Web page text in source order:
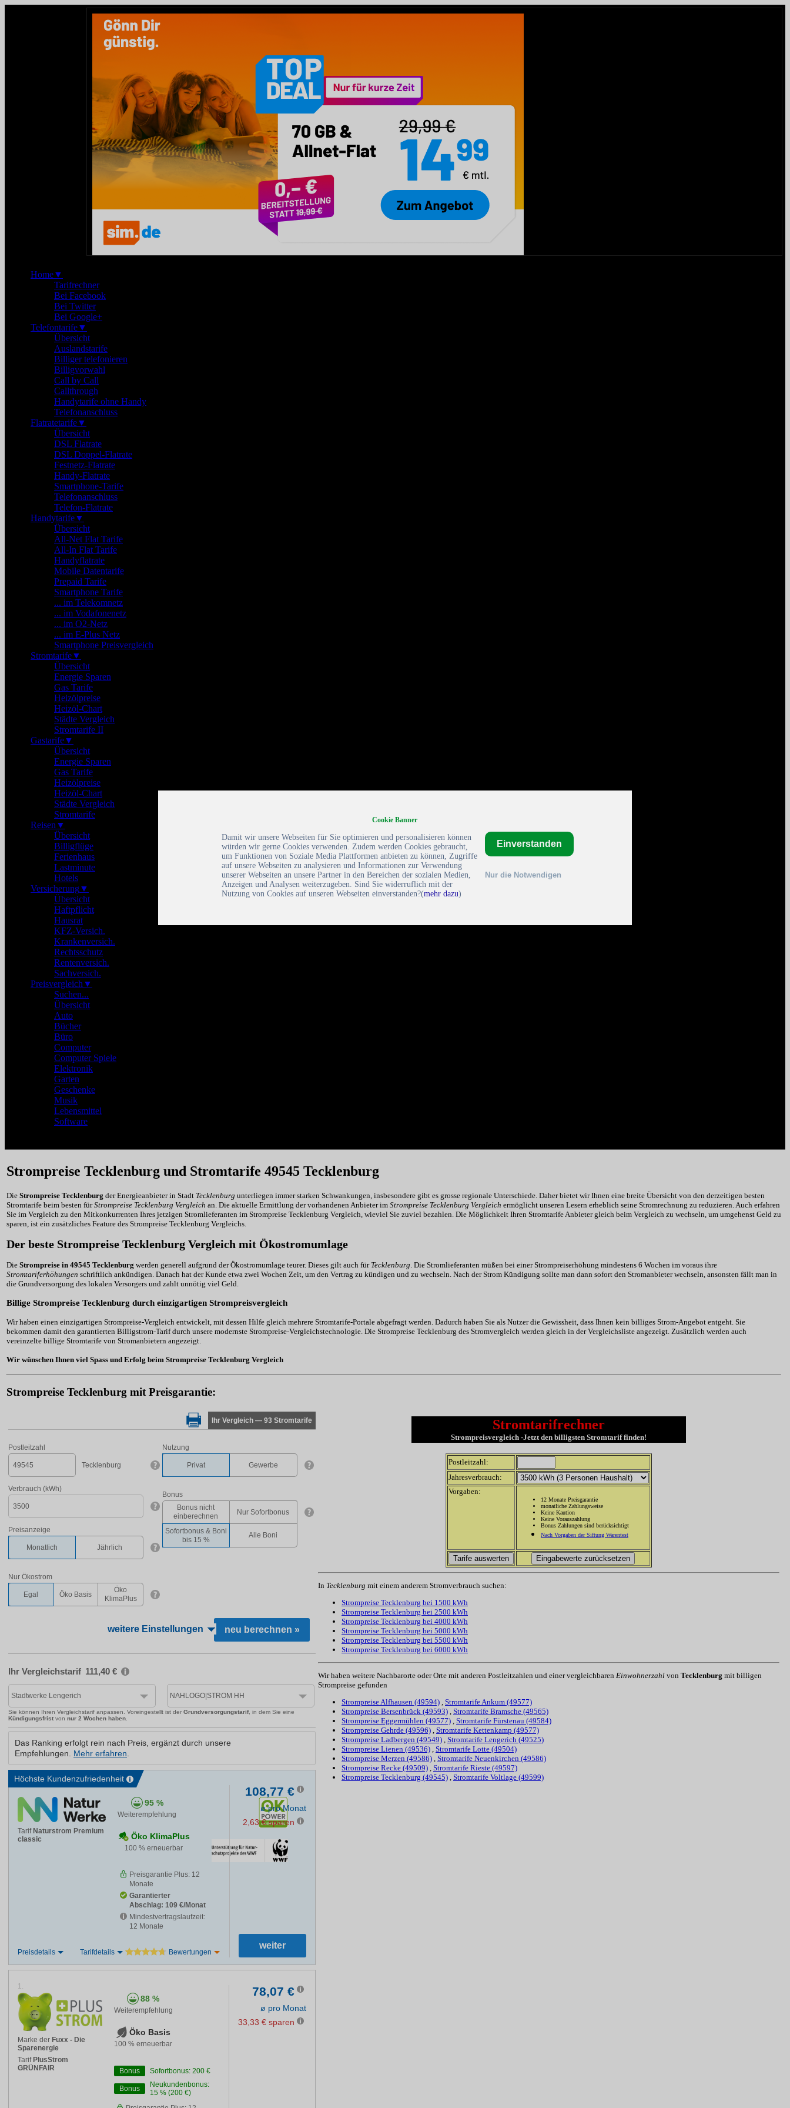
Home▼
Tarifrechner
Bei Facebook
Bei Twitter
Bei Google+
Telefontarife▼
Übersicht
Auslandstarife
Billiger telefonieren
Billigvorwahl
Call by Call
Callthrough
Handytarife ohne Handy
Telefonanschluss
Flatratetarife▼
Übersicht
DSL Flatrate
DSL Doppel-Flatrate
Festnetz-Flatrate
Handy-Flatrate
Smartphone-Tarife
Telefonanschluss
Telefon-Flatrate
Handytarife▼
Übersicht
All-Net Flat Tarife
All-In Flat Tarife
Handyflatrate
Mobile Datentarife
Prepaid Tarife
Smartphone Tarife
... im Telekomnetz
... im Vodafonenetz
... im O2-Netz
... im E-Plus Netz
Smartphone Preisvergleich
Stromtarife▼
Übersicht
Energie Sparen
Gas Tarife
Heizölpreise
Heizöl-Chart
Städte Vergleich
Stromtarife II
Gastarife▼
Übersicht
Energie Sparen
Gas Tarife
Heizölpreise
Heizöl-Chart
Städte Vergleich
Stromtarife
Reisen ▼
Übersicht
Billigflüge
Ferienhaus
Lastminute
Hotels
Versicherung▼
Übersicht
Haftpflicht
Hausrat
KFZ-Versich.
Krankenversich.
Rechtsschutz
Rentenversich.
Sachversich.
Preisvergleich ▼
Suchen...
Übersicht
Auto
Bücher
Büro
Computer
Computer Spiele
Elektronik
Garten
Geschenke
Musik
Lebensmittel
Software
Strompreise Tecklenburg und Stromtarife 49545 Tecklenburg
Die Strompreise Tecklenburg der Energieanbieter in Stadt Tecklenburg unterliegen immer starken Schwankungen, insbesondere gibt es grosse regionale Unterschiede. Daher bietet wir Ihnen eine breite Übersicht von den derzeitigen besten
Stromtarife beim besten fürStrompreise Tecklenburg Vergleich an. Die aktuelle Ermittlung der vorhandenen Anbieter im Strompreise Tecklenburg Vergleich ermöglicht unseren Lesern erheblich seine Stromrechnung zu reduzieren. Auch erfahren
Sie im Vergleich zu den Mitkonkurrenten Ihres jetzigen Stromlieferanten im Strompreise Tecklenburg Vergleich, wieviel Sie zuviel bezahlen. Die Möglichkeit Ihren Stromtarife Anbieter gleich beim Vergleich zu wechseln, um umgehenst Geld zu
sparen, ist ein zusätzliches Feature des Strompreise Tecklenburg Vergleichs.
Der beste Strompreise Tecklenburg Vergleich mit Ökostromumlage
Die Strompreise in 49545 Tecklenburg werden generell aufgrund der Ökostromumlage teurer. Dieses gilt auch für Tecklenburg. Die Stromlieferanten müßen bei einer Strompreiserhöhung mindestens 6 Wochen im voraus ihre
Stromtariferhöhungen schriftlich ankündigen. Danach hat der Kunde etwa zwei Wochen Zeit, um den Vertrag zu kündigen und zu wechseln. Nach der Strom Kündigung sollte man dann sofort den Stromanbieter wechseln, ansonsten fällt man in
die Grundversorgung des lokalen Versorgers und zahlt unnötig viel Geld.
Billige Strompreise Tecklenburg durch einzigartigen Strompreisvergleich
Wir haben einen einzigartigen Strompreise-Vergleich entwickelt, mit dessen Hilfe gleich mehrere Stromtarife-Portale abgefragt werden. Dadurch haben Sie als Nutzer die Gewissheit, dass Ihnen kein billiges Strom-Angebot entgeht. Sie
bekommen damit den garantierten Billigstrom-Tarif durch unsere modernste Strompreise-Vergleichstechnologie. Die Strompreise Tecklenburg des Stromvergleich werden gleich in der Vergleichsliste angezeigt. Zusätzlich werden auch
vereinzelte billige Stromtarife von Stromanbietern angezeigt.
Wir wünschen Ihnen viel Spass und Erfolg beim Strompreise Tecklenburg Vergleich
Strompreise Tecklenburg mit Preisgarantie:
Stromtarifrechner
Strompreisvergleich -Jetzt den billigsten Stromtarif finden!
Postleitzahl:
Jahresverbrauch:
Vorgaben:
12 Monate Preisgarantie
monatliche Zahlungsweise
Keine Kaution
Keine Vorauszahlung
Bonus Zahlungen sind berücksichtigt
Nach Vorgaben der Siftung Warentest
In Tecklenburg mit einem anderem Stromverbrauch suchen:
Strompreise Tecklenburg bei 1500 kWh
Strompreise Tecklenburg bei 2500 kWh
Strompreise Tecklenburg bei 4000 kWh
Strompreise Tecklenburg bei 5000 kWh
Strompreise Tecklenburg bei 5500 kWh
Strompreise Tecklenburg bei 6000 kWh
Wir haben weitere Nachbarorte oder Orte mit anderen Postleitzahlen und einer vergleichbaren Einwohnerzahl von Tecklenburg mit billigen
Strompreise gefunden
Strompreise Alfhausen (49594) , Stromtarife Ankum (49577)
Strompreise Bersenbrück (49593) , Stromtarife Bramsche (49565)
Strompreise Eggermühlen (49577) , Stromtarife Fürstenau (49584)
Strompreise Gehrde (49596) , Stromtarife Kettenkamp (49577)
Strompreise Ladbergen (49549) , Stromtarife Lengerich (49525)
Strompreise Lienen (49536) , Stromtarife Lotte (49504)
Strompreise Merzen (49586) , Stromtarife Neuenkirchen (49586)
Strompreise Recke (49509) , Stromtarife Rieste (49597)
Strompreise Tecklenburg (49545) , Stromtarife Voltlage (49599)
Cookie Banner
Damit wir unsere Webseiten für Sie optimieren und personalisieren können
würden wir gerne Cookies verwenden. Zudem werden Cookies gebraucht,
um Funktionen von Soziale Media Plattformen anbieten zu können, Zugriffe
auf unsere Webseiten zu analysieren und Informationen zur Verwendung
unserer Webseiten an unsere Partner in den Bereichen der sozialen Medien,
Anzeigen und Analysen weiterzugeben. Sind Sie widerruflich mit der
Nutzung von Cookies auf unseren Webseiten einverstanden?(mehr dazu)
Einverstanden
Nur die Notwendigen